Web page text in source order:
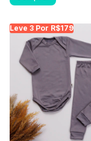
Leve 3 Por R$179
Leve 3 Por R$179